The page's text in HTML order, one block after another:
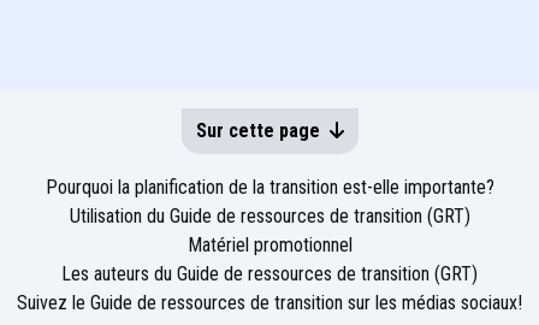
Sur cette page
Pourquoi la planification de la transition est-elle importante?
Utilisation du Guide de ressources de transition (GRT)
Matériel promotionnel
Les auteurs du Guide de ressources de transition (GRT)
Suivez le Guide de ressources de transition sur les médias sociaux!